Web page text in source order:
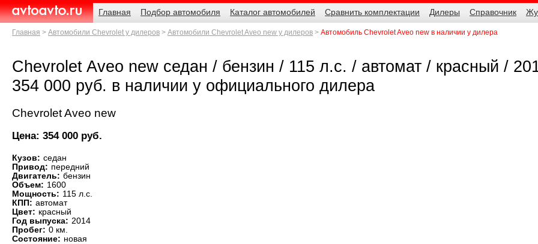
AvtoAvto.ru
Навигация
Главная
Подбор автомобиля Каталог автомобилей Сравнить комплектации Дилеры Справочник
Родительские
страницы
Главная Автомобили Chevrolet у дилеров Автомобили Chevrolet Aveo new у дилеров Автомобиль Chevrolet Aveo new в наличии у дилера
Chevrolet Aveo new седан / бензин / 115 л.с. / автомат / красный /
354 000 руб. в наличии у официального дилера
Chevrolet Aveo new
Цена: 354 000 руб.
Кузов: седан
Привод: передний
Двигатель: бензин
Объем: 1600
Мощность: 115 л.с.
КПП: автомат
Цвет: красный
Год выпуска: 2014
Пробег: 0 км.
Состояние: новая